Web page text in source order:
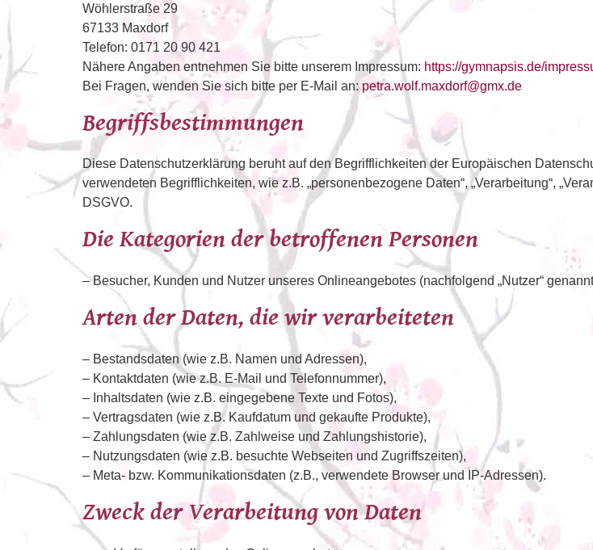
Wöhlerstraße 29
67133 Maxdorf
Telefon: 0171 20 90 421
Nähere Angaben entnehmen Sie bitte unserem Impressum: https://gymnapsis.de/
Bei Fragen, wenden Sie sich bitte per E-Mail an: petra.wolf.maxdorf@gmx.de
Begriffsbestimmungen
Diese Datenschutzerklärung beruht auf den Begrifflichkeiten der Europäischen
verwendeten Begrifflichkeiten, wie z.B. „personenbezogene Daten“, „Verarbeitung“,
DSGVO.
Die Kategorien der betroffenen Personen
– Besucher, Kunden und Nutzer unseres Onlineangebotes (nachfolgend „Nutzer“
Arten der Daten, die wir verarbeiteten
– Bestandsdaten (wie z.B. Namen und Adressen),
– Kontaktdaten (wie z.B. E-Mail und Telefonnummer),
– Inhaltsdaten (wie z.B. eingegebene Texte und Fotos),
– Vertragsdaten (wie z.B. Kaufdatum und gekaufte Produkte),
– Zahlungsdaten (wie z.B. Zahlweise und Zahlungshistorie),
– Nutzungsdaten (wie z.B. besuchte Webseiten und Zugriffszeiten),
– Meta- bzw. Kommunikationsdaten (z.B., verwendete Browser und IP-Adressen).
Zweck der Verarbeitung von Daten